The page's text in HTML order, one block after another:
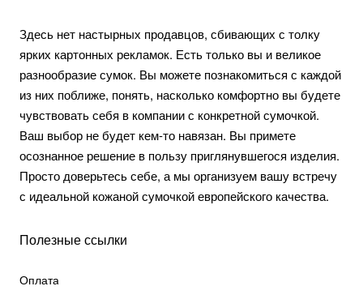
Здесь нет настырных продавцов, сбивающих с толку
ярких картонных рекламок. Есть только вы и великое
разнообразие сумок. Вы можете познакомиться с каждой
из них поближе, понять, насколько комфортно вы будете
чувствовать себя в компании с конкретной сумочкой.
Ваш выбор не будет кем-то навязан. Вы примете
осознанное решение в пользу приглянувшегося изделия.
Просто доверьтесь себе, а мы организуем вашу встречу
с идеальной кожаной сумочкой европейского качества.
Полезные ссылки
Оплата